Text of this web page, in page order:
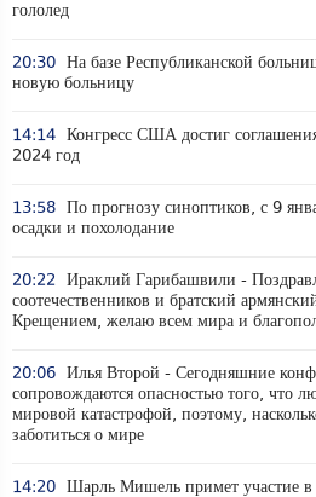
гололед
20:30 На базе Республиканской
новую больницу
14:14 Конгресс США достиг
2024 год
13:58 По прогнозу синоптиков, с 9
осадки и похолодание
20:22 Ираклий Гарибашвили -
соотечественников и братский
Крещением, желаю всем мира и
20:06 Илья Второй - Сегодняшние
сопровождаются опасностью того, что
мировой катастрофой, поэтому,
заботиться о мире
14:20 Шарль Мишель примет участие в